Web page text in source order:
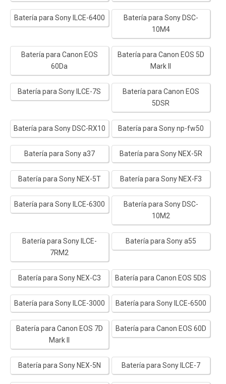
Batería para Sony ILCE-6400
Batería para Sony DSC-
10M4
Batería para Canon EOS
60Da
Batería para Canon EOS 5D
Mark II
Batería para Sony ILCE-7S
Batería para Canon EOS
5DSR
Batería para Sony DSC-RX10 Batería para Sony np-fw50
Batería para Sony a37 Batería para Sony NEX-5R
Batería para Sony NEX-5T Batería para Sony NEX-F3
Batería para Sony ILCE-6300
Batería para Sony DSC-
10M2
Batería para Sony ILCE-
7RM2
Batería para Sony a55
Batería para Sony NEX-C3 Batería para Canon EOS 5DS
Batería para Sony ILCE-3000 Batería para Sony ILCE-6500
Batería para Canon EOS 7D
Mark II
Batería para Canon EOS 60D
Batería para Sony NEX-5N Batería para Sony ILCE-7